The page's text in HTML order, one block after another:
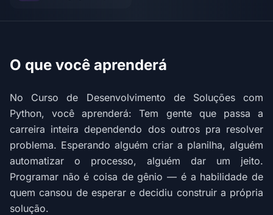
O que você aprenderá
No Curso de Desenvolvimento de Soluções com
Python, você aprenderá: Tem gente que passa a
carreira inteira dependendo dos outros pra resolver
problema. Esperando alguém criar a planilha, alguém
automatizar o processo, alguém dar um jeito.
Programar não é coisa de gênio — é a habilidade de
quem cansou de esperar e decidiu construir a própria
solução.